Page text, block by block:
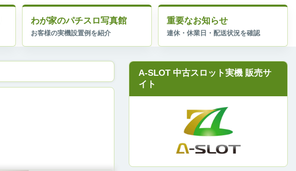
わが家のパチスロ写真館 重要なお知らせ
A-SLOT 中古スロット実機 販売サ
イト